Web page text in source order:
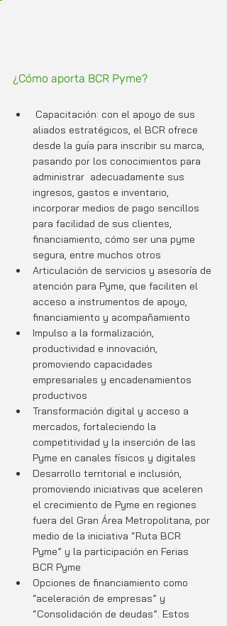
¿Cómo aporta BCR Pyme?
aliados estratégicos, el BCR ofrece
desde la guía para inscribir su marca,
pasando por los conocimientos para
administrar  adecuadamente sus
ingresos, gastos e inventario,
incorporar medios de pago sencillos
para facilidad de sus clientes,
financiamiento, cómo ser una pyme
segura, entre muchos otros
Articulación de servicios y asesoría de
atención para Pyme, que faciliten el
acceso a instrumentos de apoyo,
financiamiento y acompañamiento
Impulso a la formalización,
productividad e innovación,
promoviendo capacidades
empresariales y encadenamientos
productivos
Transformación digital y acceso a
mercados, fortaleciendo la
competitividad y la inserción de las
Pyme en canales físicos y digitales
Desarrollo territorial e inclusión,
promoviendo iniciativas que aceleren
el crecimiento de Pyme en regiones
fuera del Gran Área Metropolitana, por
medio de la iniciativa “Ruta BCR
Pyme” y la participación en Ferias
BCR Pyme
Opciones de financiamiento como
“aceleración de empresas” y
“Consolidación de deudas”. Estos